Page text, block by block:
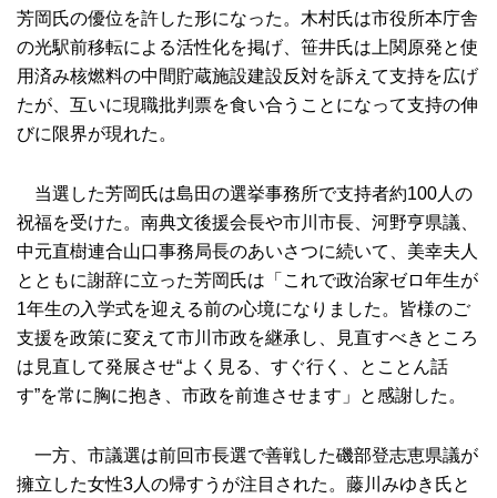
芳岡氏の優位を許した形になった。木村氏は市役所本庁舎
の光駅前移転による活性化を掲げ、笹井氏は上関原発と使
用済み核燃料の中間貯蔵施設建設反対を訴えて支持を広げ
たが、互いに現職批判票を食い合うことになって支持の伸
びに限界が現れた。
当選した芳岡氏は島田の選挙事務所で支持者約100人の
祝福を受けた。南典文後援会長や市川市長、河野亨県議、
中元直樹連合山口事務局長のあいさつに続いて、美幸夫人
とともに謝辞に立った芳岡氏は「これで政治家ゼロ年生が
1年生の入学式を迎える前の心境になりました。皆様のご
支援を政策に変えて市川市政を継承し、見直すべきところ
は見直して発展させ“よく見る、すぐ行く、とことん話
す”を常に胸に抱き、市政を前進させます」と感謝した。
一方、市議選は前回市長選で善戦した磯部登志恵県議が
擁立した女性3人の帰すうが注目された。藤川みゆき氏と